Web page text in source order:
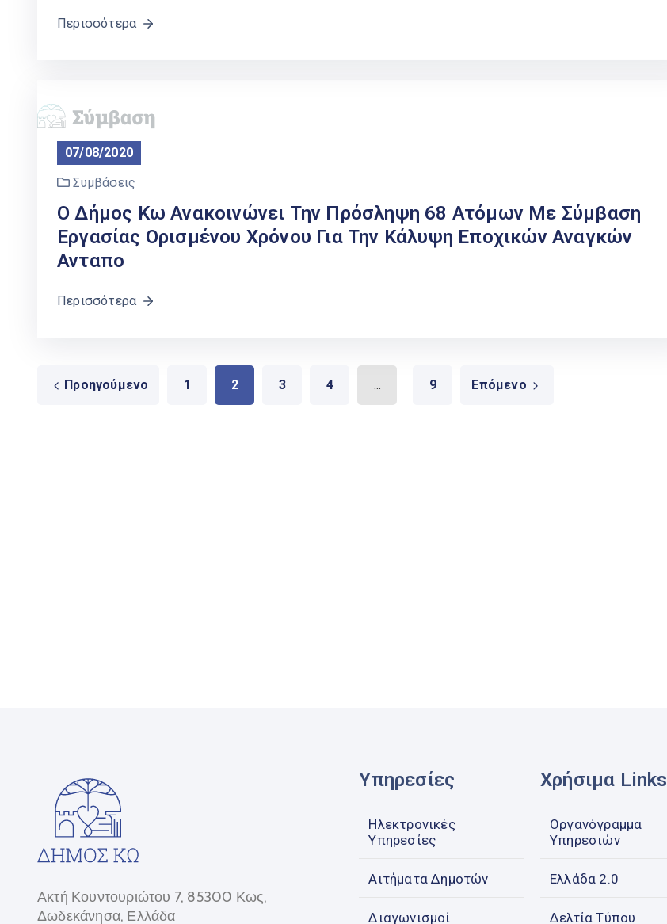
Περισσότερα
07/08/2020
Συμβάσεις
Ο Δήμος Κω Ανακοινώνει Την Πρόσληψη 68 Ατόμων Με Σύμβαση
Εργασίας Ορισμένου Χρόνου Για Την Κάλυψη Εποχικών Αναγκών
Ανταπο
Περισσότερα
Προηγούμενο 1 2 3 4 ... 9 Επόμενο
Ακτή Κουντουριώτου 7, 85300 Κως,
Δωδεκάνησα, Ελλάδα
Υπηρεσίες
Ηλεκτρονικές
Υπηρεσίες
Αιτήματα Δημοτών
Διαγωνισμοί
Χρήσιμα Links
Οργανόγραμμα
Υπηρεσιών
Ελλάδα 2.0
Δελτία Τύπου